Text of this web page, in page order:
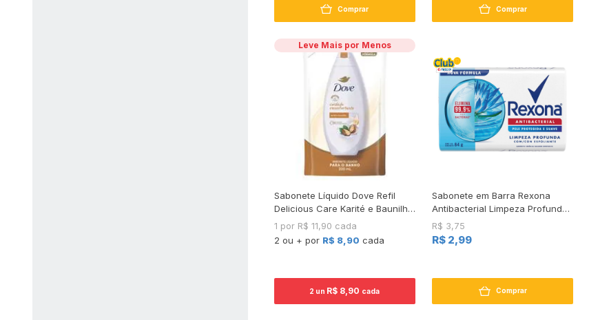
Comprar Comprar
Leve Mais por Menos
Sabonete Líquido Dove Refil
Delicious Care Karité e Baunilha
200ml
1 por R$ 11,90 cada
2 ou + por R$ 8,90 cada
2 un R$ 8,90 cada
Sabonete em Barra Rexona
Antibacterial Limpeza Profunda
84g 6 barras
R$ 3,75
R$ 2,99
Comprar